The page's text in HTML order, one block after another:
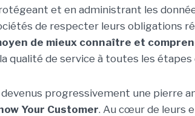
et en administrant les
de respecter leurs obligations
de mieux connaître et
qualité de service à toutes les
progressivement une pierre
Your Customer. Au cœur de leurs